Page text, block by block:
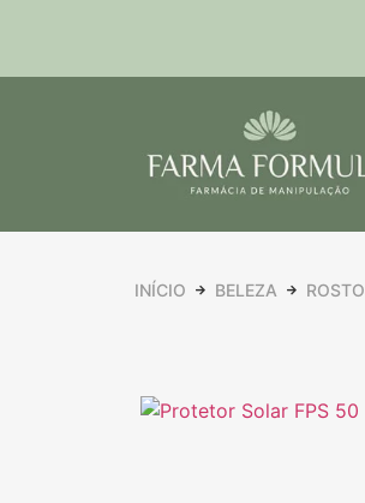
INÍCIO BELEZA ROSTO